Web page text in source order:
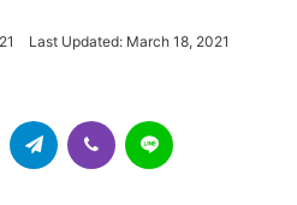
Last Updated: March 18, 2021
WhatsAppTelegram Viber